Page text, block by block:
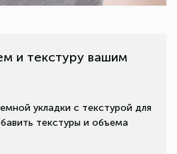
и текстуру вашим
укладки с текстурой для
текстуры и объема